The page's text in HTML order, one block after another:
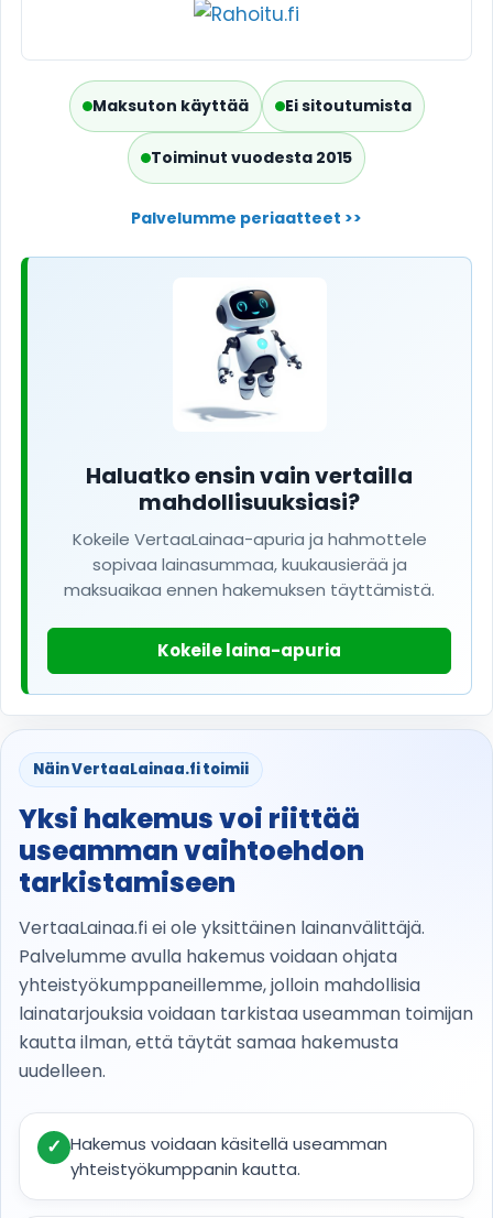
Maksuton käyttää Ei sitoutumista
Toiminut vuodesta 2015
Palvelumme periaatteet >>
Haluatko ensin vain vertailla
mahdollisuuksiasi?
Kokeile VertaaLainaa-apuria ja hahmottele
sopivaa lainasummaa, kuukausierää ja
maksuaikaa ennen hakemuksen täyttämistä.
Kokeile laina-apuria
Näin VertaaLainaa.fi toimii
Yksi hakemus voi riittää
useamman vaihtoehdon
tarkistamiseen
VertaaLainaa.fi ei ole yksittäinen lainanvälittäjä.
Palvelumme avulla hakemus voidaan ohjata
yhteistyökumppaneillemme, jolloin mahdollisia
lainatarjouksia voidaan tarkistaa useamman toimijan
kautta ilman, että täytät samaa hakemusta
uudelleen.
✓ Hakemus voidaan käsitellä useamman
yhteistyökumppanin kautta.